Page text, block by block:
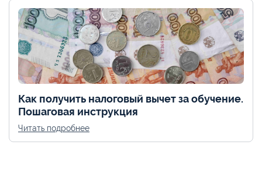
Как получить налоговый вычет за обучение.
Пошаговая инструкция
Читать подробнее